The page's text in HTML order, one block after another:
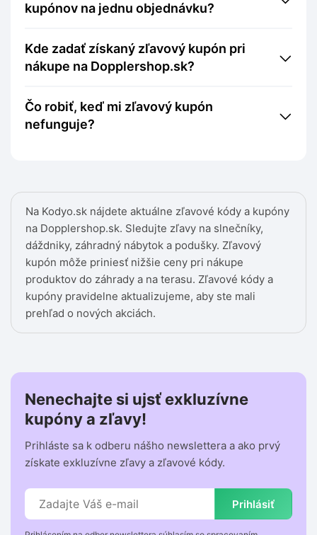
Na Kodyo.sk nájdete aktuálne zľavové kódy a kupóny
na Dopplershop.sk. Sledujte zľavy na slnečníky,
dáždniky, záhradný nábytok a podušky. Zľavový
kupón môže priniesť nižšie ceny pri nákupe
produktov do záhrady a na terasu. Zľavové kódy a
kupóny pravidelne aktualizujeme, aby ste mali
prehľad o nových akciách.
kupónov na jednu objednávku?
Kde zadať získaný zľavový kupón pri
nákupe na Dopplershop.sk?
Čo robiť, keď mi zľavový kupón
nefunguje?
Nenechajte si ujsť exkluzívne
kupóny a zľavy!
Prihláste sa k odberu nášho newslettera a ako prvý
získate exkluzívne zľavy a zľavové kódy.
Prihlásiť